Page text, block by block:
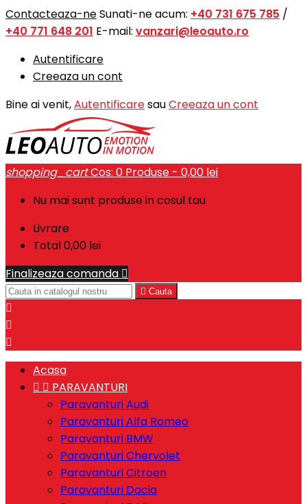
Contacteaza-neSunati-ne acum: +40 731 675 785 /
+40 771 648 201 E-mail: vanzari@leoauto.ro
Autentificare
Creeaza un cont
Bine ai venit,AutentificaresauCreeaza un cont
shopping_cartCos: 0 Produse - 0,00 lei
Nu mai sunt produse in cosul tau
Livrare
Total0,00 lei
Finalizeaza comanda 
 Cauta



Acasa
  PARAVANTURI
Paravanturi Audi
Paravanturi Alfa Romeo
Paravanturi BMW
Paravanturi Chervolet
Paravanturi Citroen
Paravanturi Dacia